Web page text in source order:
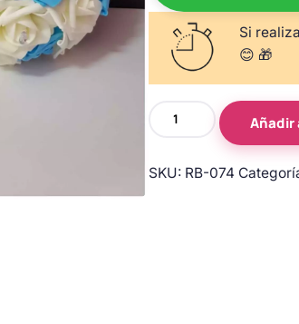
Si
😊 🎁
Ramo
de
Añadir
SKU: RB-074